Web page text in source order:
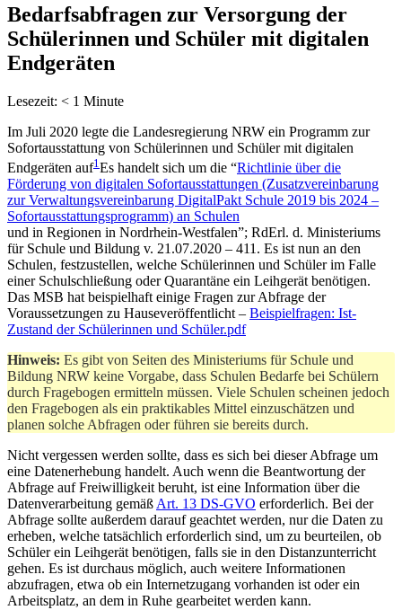
Bedarfsabfragen zur Versorgung der
Schülerinnen und Schüler mit digitalen
Endgeräten
Lesezeit: < 1 Minute
Im Juli 2020 legte die Landesregierung NRW ein Programm zur
Sofortausstattung von Schülerinnen und Schüler mit digitalen
Endgeräten auf1 Es handelt sich um die “Richtlinie über die
Förderung von digitalen Sofortausstattungen (Zusatzvereinbarung
zur Verwaltungsvereinbarung DigitalPakt Schule 2019 bis 2024 –
Sofortausstattungsprogramm) an Schulen
und in Regionen in Nordrhein-Westfalen”; RdErl. d. Ministeriums
für Schule und Bildung v. 21.07.2020 – 411 . Es ist nun an den
Schulen, festzustellen, welche Schülerinnen und Schüler im Falle
einer Schulschließung oder Quarantäne ein Leihgerät benötigen.
Das MSB hat beispielhaft einige Fragen zur Abfrage der
Voraussetzungen zu Hauseveröffentlicht – Beispielfragen: Ist-
Zustand der Schülerinnen und Schüler.pdf
Hinweis: Es gibt von Seiten des Ministeriums für Schule und
Bildung NRW keine Vorgabe, dass Schulen Bedarfe bei Schülern
durch Fragebogen ermitteln müssen. Viele Schulen scheinen jedoch
den Fragebogen als ein praktikables Mittel einzuschätzen und
planen solche Abfragen oder führen sie bereits durch.
Nicht vergessen werden sollte, dass es sich bei dieser Abfrage um
eine Datenerhebung handelt. Auch wenn die Beantwortung der
Abfrage auf Freiwilligkeit beruht, ist eine Information über die
Datenverarbeitung gemäß Art. 13 DS-GVO erforderlich. Bei der
Abfrage sollte außerdem darauf geachtet werden, nur die Daten zu
erheben, welche tatsächlich erforderlich sind, um zu beurteilen, ob
Schüler ein Leihgerät benötigen, falls sie in den Distanzunterricht
gehen. Es ist durchaus möglich, auch weitere Informationen
abzufragen, etwa ob ein Internetzugang vorhanden ist oder ein
Arbeitsplatz, an dem in Ruhe gearbeitet werden kann.